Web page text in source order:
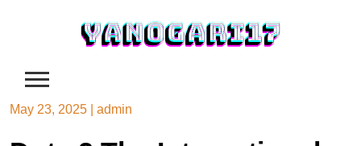
May 23, 2025 admin